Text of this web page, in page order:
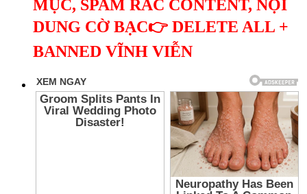
MỤC, SPAM RÁC CONTENT, NỘI
DUNG CỜ BẠC👉 DELETE ALL +
BANNED VĨNH VIỄN